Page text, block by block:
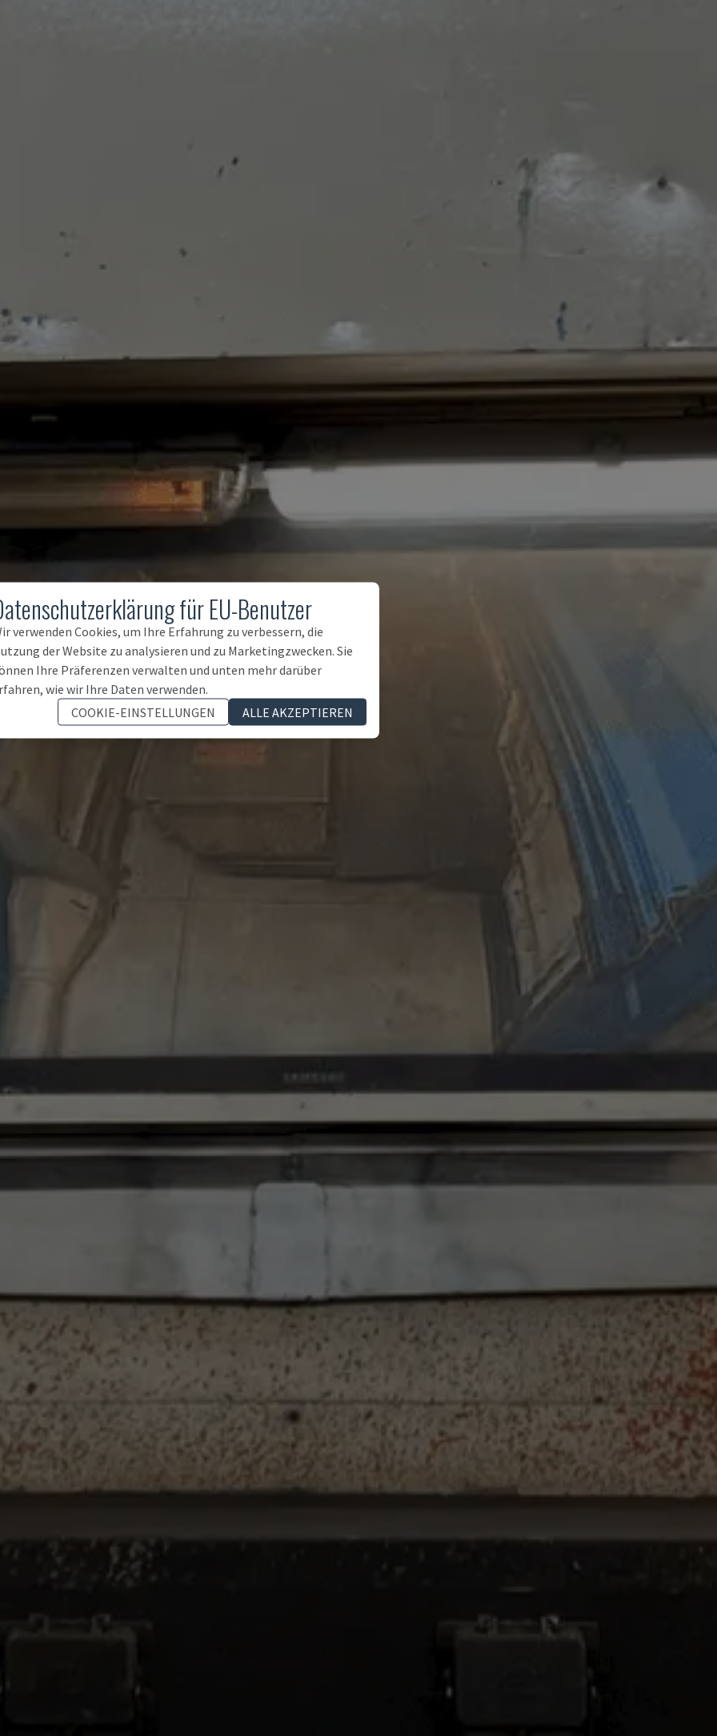
für EU-Benutzer
verwenden Cookies, um Ihre Erfahrung zu verbessern, die
der Website zu analysieren und zu Marketingzwecken. Sie
Ihre Präferenzen verwalten und unten mehr darüber
wie wir Ihre Daten verwenden.
COOKIE-EINSTELLUNGEN
ALLE AKZEPTIEREN